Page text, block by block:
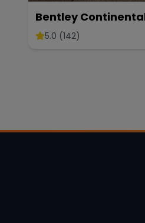
Bentley
Sportwagen Coupe
5.0 (142)